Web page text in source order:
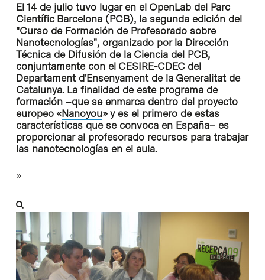
El 14 de julio tuvo lugar en el OpenLab del Parc
Científic Barcelona (PCB), la segunda edición del
"Curso de Formación de Profesorado sobre
Nanotecnologías", organizado por la Dirección
Técnica de Difusión de la Ciencia del PCB,
conjuntamente con el CESIRE-CDEC del
Departament d'Ensenyament de la Generalitat de
Catalunya. La finalidad de este programa de
formación –que se enmarca dentro del proyecto
europeo «Nanoyou» y es el primero de estas
características que se convoca en España– es
proporcionar al profesorado recursos para trabajar
las nanotecnologías en el aula.
»